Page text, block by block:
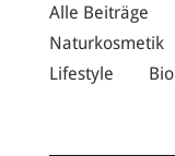
Alle Beiträge
Naturkosmetik
Lifestyle
Bio